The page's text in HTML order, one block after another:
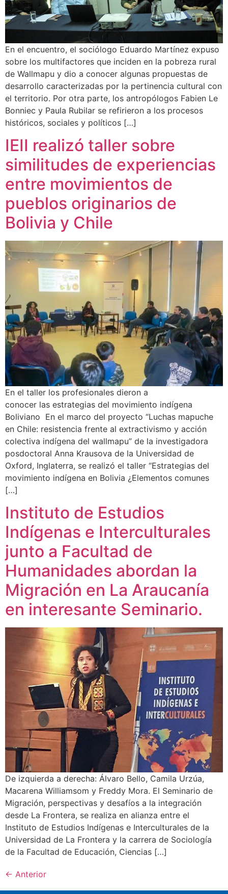
En el encuentro, el sociólogo Eduardo Martínez expuso
sobre los multifactores que inciden en la pobreza rural
de Wallmapu y dio a conocer algunas propuestas de
desarrollo caracterizadas por la pertinencia cultural con
el territorio. Por otra parte, los antropólogos Fabien Le
Bonniec y Paula Rubilar se refirieron a los procesos
históricos, sociales y políticos […]
IEII realizó taller sobre
similitudes de experiencias
entre movimientos de
pueblos originarios de
Bolivia y Chile
En el taller los profesionales dieron a
conocer las estrategias del movimiento indígena
Boliviano En el marco del proyecto “Luchas mapuche
en Chile: resistencia frente al extractivismo y acción
colectiva indígena del wallmapu” de la investigadora
posdoctoral Anna Krausova de la Universidad de
Oxford, Inglaterra, se realizó el taller “Estrategias del
movimiento indígena en Bolivia ¿Elementos comunes
[…]
Instituto de Estudios
Indígenas e Interculturales
junto a Facultad de
Humanidades abordan la
Migración en La Araucanía
en interesante Seminario.
De izquierda a derecha: Álvaro Bello, Camila Urzúa,
Macarena Williamsom y Freddy Mora. El Seminario de
Migración, perspectivas y desafíos a la integración
desde La Frontera, se realiza en alianza entre el
Instituto de Estudios Indígenas e Interculturales de la
Universidad de La Frontera y la carrera de Sociología
de la Facultad de Educación, Ciencias […]
← Anterior